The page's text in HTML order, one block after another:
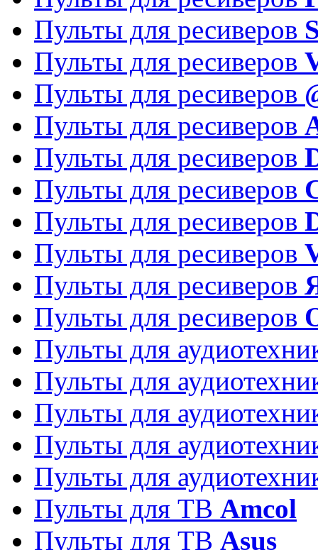
Пульты для ресиверов
Пульты для ресиверов
Пульты для ресиверов
Пульты для ресиверов
Пульты для ресиверов
Пульты для ресиверов
Пульты для ресиверов
Пульты для ресиверов
Пульты для ресиверов
Пульты для ресиверов
Пульты для
Пульты для
Пульты для
Пульты для
Пульты для
Пульты для ТВ Amcol
Пульты для ТВ Asus